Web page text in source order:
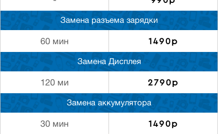
Замена разъема зарядки
60 мин 1490р
Замена Дисплея
120 ми 2790р
Замена аккумулятора
30 мин 1490р